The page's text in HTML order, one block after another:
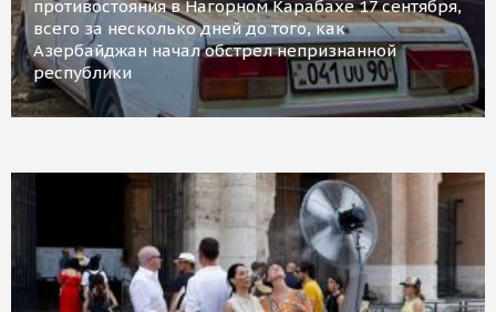
противостояния в Нагорном Карабахе 17 сентября,
всего за несколько дней до того, как
Азербайджан начал обстрел непризнанной
республики